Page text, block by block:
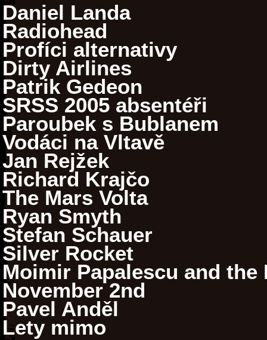
Daniel Landa
Radiohead
Profíci alternativy
Dirty Airlines
Patrik Gedeon
SRSS 2005 absentéři
Paroubek s Bublanem
Vodáci na Vltavě
Jan Rejžek
Richard Krajčo
The Mars Volta
Ryan Smyth
Stefan Schauer
Silver Rocket
Moimir Papalescu and
November 2nd
Pavel Anděl
Lety mimo